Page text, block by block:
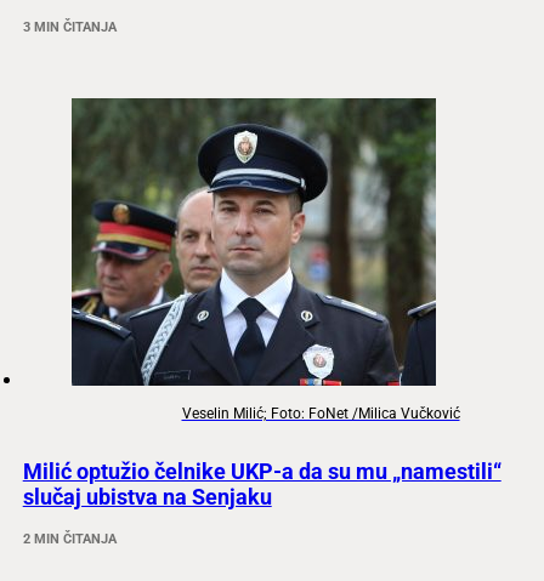
3 MIN ČITANJA
Veselin Milić; Foto: FoNet /Milica Vučković
Milić optužio čelnike UKP-a da su mu „namestili“
slučaj ubistva na Senjaku
2 MIN ČITANJA